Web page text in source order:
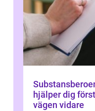
hjälper dig
vägen vidare